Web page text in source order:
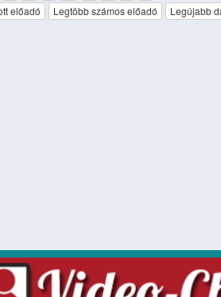
előadó Legtöbb számos előadó Legújabb